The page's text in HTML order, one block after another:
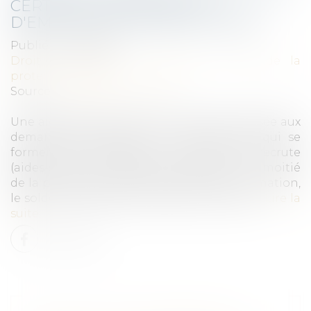
CERTAINS DEMANDEURS
D'EMPLOIS DE LONGUE DURÉE
Publié le :
Droit du travail - Employeurs
Droit de la
protection sociale
Source :
Une aide exceptionnelle de 1 000 € est versée aux
demandeurs d'emploi de longue durée qui se
forment en entreprise à un métier qui recrute
(aides-soignants, hôtellerie, bâtiment). La moitié
de la prime sera versée au début de la formation,
le solde sera réglé à l'issue de la formation.
Lire la
suite